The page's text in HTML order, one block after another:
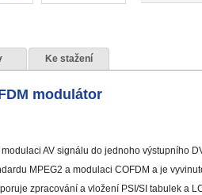
Ke stažení
modulátor
AV signálu do jednoho výstupního
MPEG2 a modulaci COFDM a je
zpracování a vložení PSI/SI tabulek a